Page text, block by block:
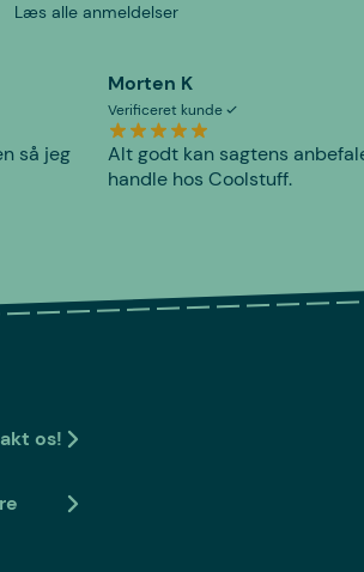
Læs alle anmeldelser
så jeg
Morten K
Verificeret kunde
Alt godt kan sagtens
handle hos Coolstuff.
os!